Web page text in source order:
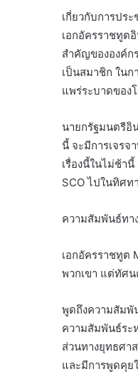
เกี่ยวกับการปร
เอกอัครราชทูต
สำคัญขององค์ก
เป็นสมาชิก ในก
แพร่ระบาดของ
นายกรัฐมนตรีอิ
นี้ จะมีการเจรจ
เรื่องนี้ในไม่ช้า
SCO ไปในทิศท
ความสัมพันธ์ทา
เอกอัครราชทูต
พวกเขา แต่ทัศ
พูดถึงความสัมพั
ความสัมพันธ์ระ
ส่วนทางยุทธศา
และมีการพูดคุย